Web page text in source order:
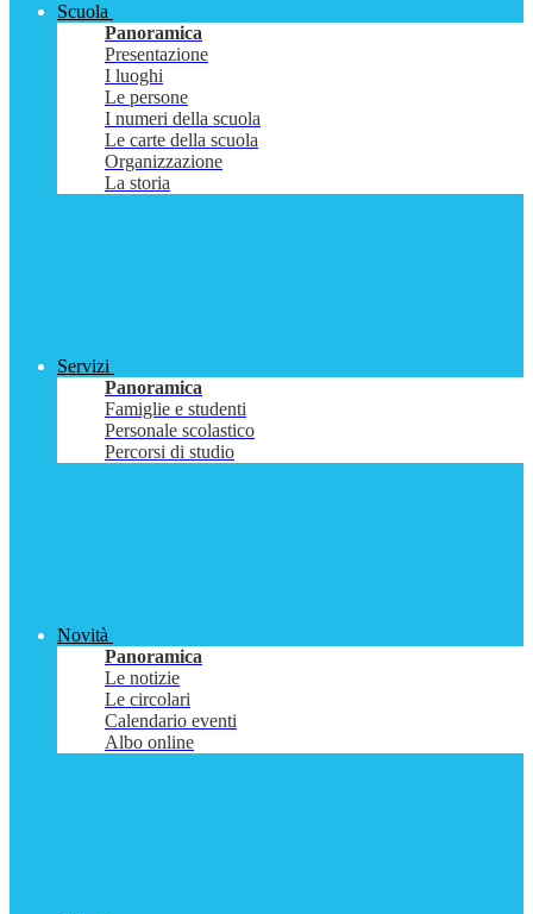
Scuola
Panoramica
Presentazione
I luoghi
Le persone
I numeri della scuola
Le carte della scuola
Organizzazione
La storia
Servizi
Panoramica
Famiglie e studenti
Personale scolastico
Percorsi di studio
Novità
Panoramica
Le notizie
Le circolari
Calendario eventi
Albo online